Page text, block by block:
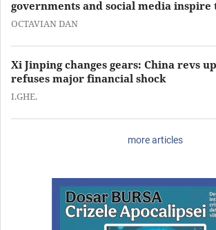
governments and social media inspire
OCTAVIAN DAN
Xi Jinping changes gears: China revs
refuses major financial shock
I.GHE.
more articles